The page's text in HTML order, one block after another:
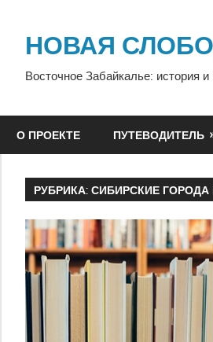
содержимому
НОВАЯ
Восточное Забайкалье: история и
О ПРОЕКТЕ ПУТЕВОДИТЕЛЬ
РУБРИКА:СИБИРСКИЕ ГОРОДА